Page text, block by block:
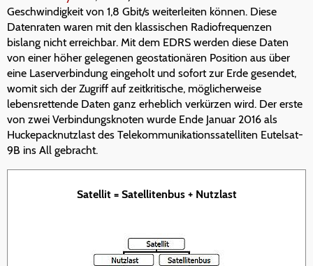
Geschwindigkeit von 1,8 Gbit/s weiterleiten können. Diese
Datenraten waren mit den klassischen Radiofrequenzen
bislang nicht erreichbar. Mit dem EDRS werden diese Daten
von einer höher gelegenen geostationären Position aus über
eine Laserverbindung eingeholt und sofort zur Erde gesendet,
womit sich der Zugriff auf zeitkritische, möglicherweise
lebensrettende Daten ganz erheblich verkürzen wird. Der erste
von zwei Verbindungsknoten wurde Ende Januar 2016 als
Huckepacknutzlast des Telekommunikationssatelliten Eutelsat-
9B ins All gebracht.
Satellit = Satellitenbus + Nutzlast